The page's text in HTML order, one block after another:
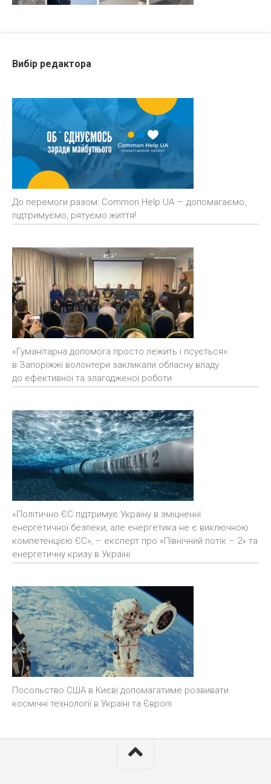
Вибір редактора
До перемоги разом: Common Help UA — допомагаємо,
підтримуємо, рятуємо життя!
«Гуманітарна допомога просто лежить і псується»:
в Запоріжжі волонтери закликали обласну владу
до ефективної та злагодженої роботи
«Політично ЄС підтримує Україну в зміцненні
енергетичної безпеки, але енергетика не є виключною
компетенцією ЄС», – експерт про «Північний потік – 2» та
енергетичну кризу в Україні
Посольство США в Києві допомагатиме розвивати
космічні технології в Україні та Європі